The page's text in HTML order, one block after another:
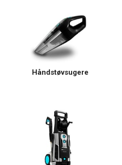
Håndstøvsugere